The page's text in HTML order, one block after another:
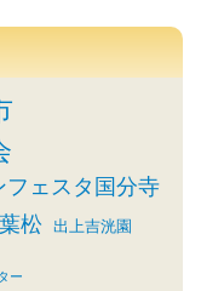
フェスタ国分寺
松 出上吉洸園
ー